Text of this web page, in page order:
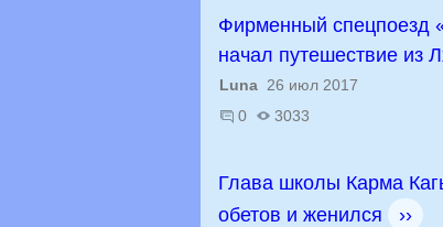
Фирменный спецпоезд
начал путешествие из
Luna 26 июл 2017
0
3033
Глава школы Карма
обетов и женился
››